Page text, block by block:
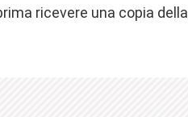
ricevere una copia della